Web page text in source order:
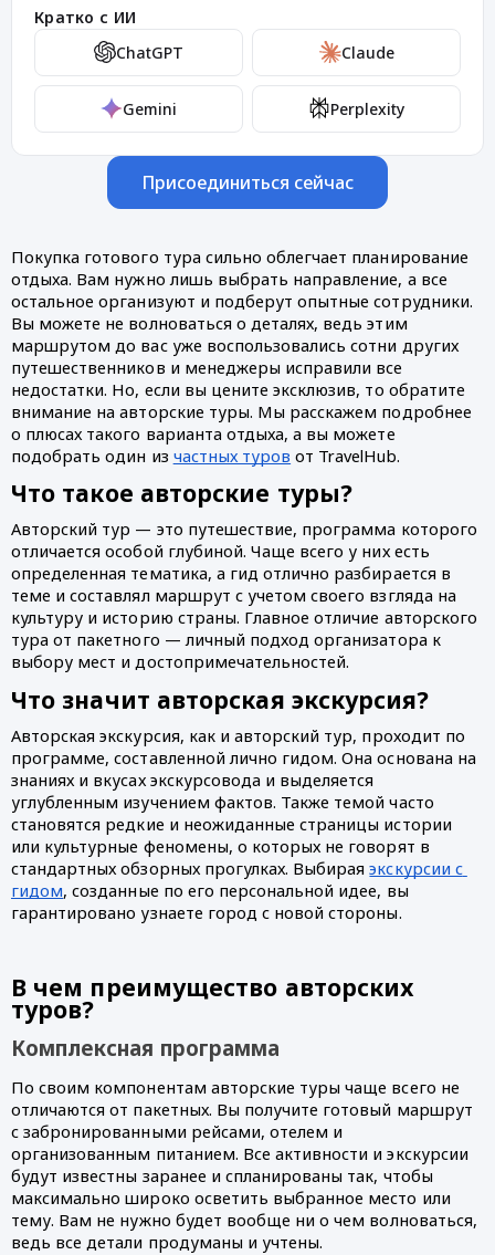
Кратко с ИИ
ChatGPT
Claude
Gemini Perplexity
Присоединиться сейчас
Покупка готового тура сильно облегчает планирование
отдыха. Вам нужно лишь выбрать направление, а все
остальное организуют и подберут опытные сотрудники.
Вы можете не волноваться о деталях, ведь этим
маршрутом до вас уже воспользовались сотни других
путешественников и менеджеры исправили все
недостатки. Но, если вы цените эксклюзив, то обратите
внимание на авторские туры. Мы расскажем подробнее
о плюсах такого варианта отдыха, а вы можете
подобрать один из частных туров от TravelHub.
Что такое авторские туры?
Авторский тур — это путешествие, программа которого
отличается особой глубиной. Чаще всего у них есть
определенная тематика, а гид отлично разбирается в
теме и составлял маршрут с учетом своего взгляда на
культуру и историю страны. Главное отличие авторского
тура от пакетного — личный подход организатора к
выбору мест и достопримечательностей.
Что значит авторская экскурсия?
Авторская экскурсия, как и авторский тур, проходит по
программе, составленной лично гидом. Она основана на
знаниях и вкусах экскурсовода и выделяется
углубленным изучением фактов. Также темой часто
становятся редкие и неожиданные страницы истории
или культурные феномены, о которых не говорят в
стандартных обзорных прогулках. Выбирая экскурсии с
гидом, созданные по его персональной идее, вы
гарантировано узнаете город с новой стороны.
В чем преимущество авторских
туров?
Комплексная программа
По своим компонентам авторские туры чаще всего не
отличаются от пакетных. Вы получите готовый маршрут
с забронированными рейсами, отелем и
организованным питанием. Все активности и экскурсии
будут известны заранее и спланированы так, чтобы
максимально широко осветить выбранное место или
тему. Вам не нужно будет вообще ни о чем волноваться,
ведь все детали продуманы и учтены.